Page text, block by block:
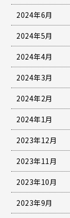
2024年6月
2024年5月
2024年4月
2024年3月
2024年2月
2024年1月
2023年12月
2023年11月
2023年10月
2023年9月